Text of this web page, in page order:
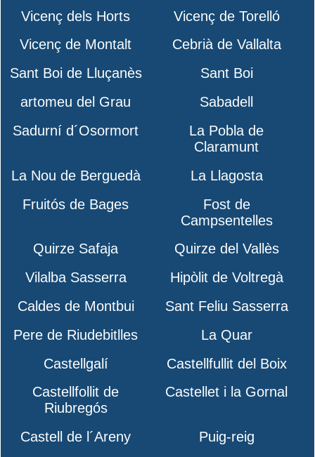
Vicenç dels Horts
Vicenç de Torelló
Vicenç de Montalt
Cebrià de Vallalta
Sant Boi de Lluçanès
Sant Boi
artomeu del Grau
Sabadell
Sadurní d´Osormort
La Pobla de
Claramunt
La Nou de Berguedà
La Llagosta
Fruitós de Bages
Fost de
Campsentelles
Quirze Safaja
Quirze del Vallès
Vilalba Sasserra
Hipòlit de Voltregà
Caldes de Montbui
Sant Feliu Sasserra
Pere de Riudebitlles
La Quar
Castellgalí
Castellfullit del Boix
Castellfollit de
Riubregós
Castellet i la Gornal
Castell de l´Areny
Puig-reig